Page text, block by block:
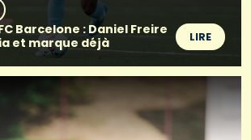
Barcelone : Daniel Freire
et marque déjà
LIRE